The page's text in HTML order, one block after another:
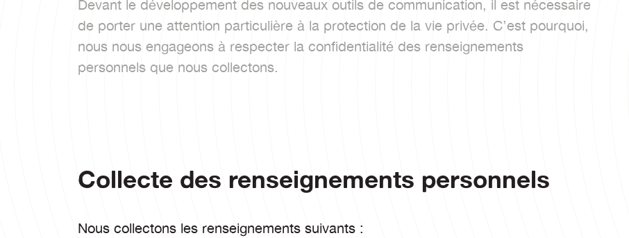
Devant le développement des nouveaux outils de communication, il est nécessaire
de porter une attention particulière à la protection de la vie privée. C’est pourquoi,
nous nous engageons à respecter la confidentialité des renseignements
personnels que nous collectons.
Collecte des renseignements personnels
Nous collectons les renseignements suivants :